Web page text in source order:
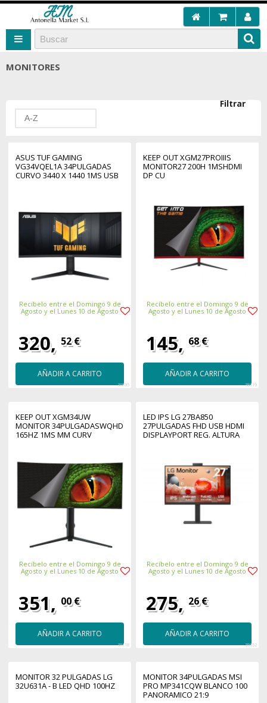
MONITORES
Filtrar
A-Z
ASUS TUF GAMING
VG34VQEL1A 34PULGADAS
CURVO 3440 X 1440 1MS USB
Recíbelo entre el Domingo 9 de
Agosto y el Lunes 10 de Agosto
320, 52 €
AÑADIR A CARRITO
38835
KEEP OUT XGM27PROIIIS
MONITOR27 200H 1MSHDMI
DP CU
Recíbelo entre el Domingo 9 de
Agosto y el Lunes 10 de Agosto
145, 68 €
AÑADIR A CARRITO
38119
KEEP OUT XGM34UW
MONITOR 34PULGADASWQHD
165HZ 1MS MM CURV
Recíbelo entre el Domingo 9 de
Agosto y el Lunes 10 de Agosto
351, 00 €
AÑADIR A CARRITO
38118
LED IPS LG 27BA850
27PULGADAS FHD USB HDMI
DISPLAYPORT REG. ALTURA
Recíbelo entre el Domingo 9 de
Agosto y el Lunes 10 de Agosto
275, 26 €
AÑADIR A CARRITO
39352
MONITOR 32 PULGADAS LG
32U631A - B LED QHD 100HZ
MONITOR 34PULGADAS MSI
PRO MP341CQW BLANCO 100
PANORAMICO 21:9